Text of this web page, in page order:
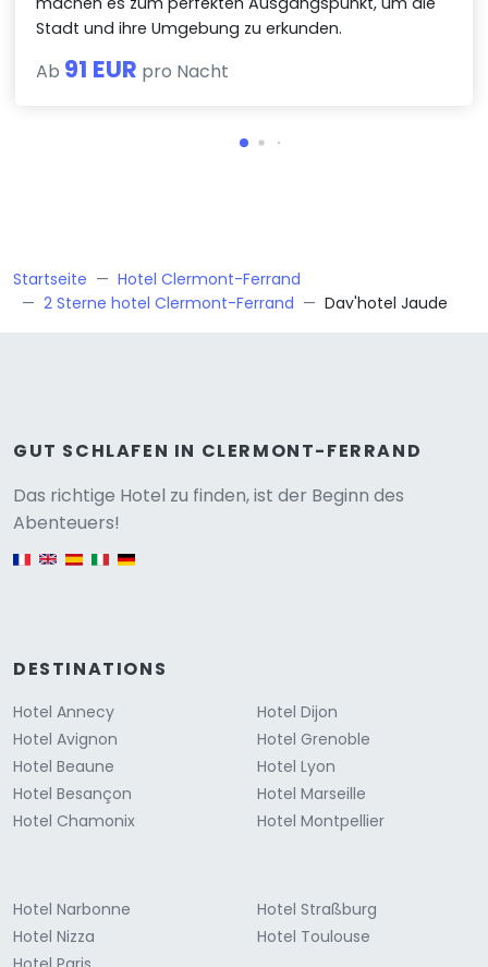
Stadt und ihre Umgebung zu erkunden.
Ab 91 EUR pro Nacht
Startseite
Hotel Clermont-Ferrand
2 Sterne hotel Clermont-Ferrand
Dav'hotel Jaude
GUT SCHLAFEN IN CLERMONT-FERRAND
Das richtige Hotel zu finden, ist der Beginn des
Abenteuers!
English version
DESTINATIONS
Hotel Annecy
Hotel Avignon
Hotel Beaune
Hotel Besançon
Hotel Chamonix
Hotel Dijon
Hotel Grenoble
Hotel Lyon
Hotel Marseille
Hotel Montpellier
Hotel Narbonne
Hotel Nizza
Hotel Straßburg
Hotel Toulouse